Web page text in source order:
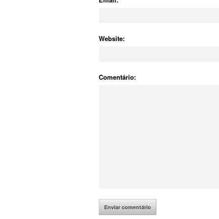
Website:
Comentário: